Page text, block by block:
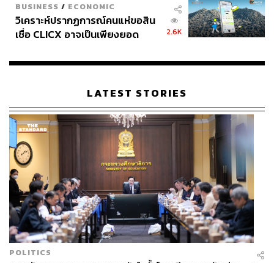
Sephora Collection Wonderful Cushion Foundation
(890 บาท) หนึ่งในคุชชันที่เข้ากับผิวของสาวไทยมากที่สุด
แบรนด์หนึ่ง คุณภาพดีงาม เนื้อเนียนนุ่ม ทาง่าย แค่ตบเบาๆ
ก็ได้ผิวสวยเป็นธรรมชาติ ไม่หลอกตา
BUSINESS / ECONOMIC
วิเคราะห์ปรากฏการณ์คนแห่ขอสิน
เชื่อ CLICX อาจเป็นเพียงยอด
เรือนไทยที่ถูกซุกไว้
2.6K
LATEST STORIES
POLITICS